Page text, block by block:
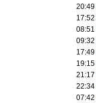
20:49
17:52
08:51
09:32
17:49
19:15
21:17
22:34
07:42